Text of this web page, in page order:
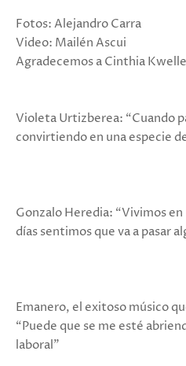
Fotos: Alejandro Carra
Video: Mailén Ascui
Agradecemos a Cinthia
Violeta Urtizberea: “Cuando
convirtiendo en una especie
Gonzalo Heredia: “Vivimos
días sentimos que va a pasar
Emanero, el exitoso músico
“Puede que se me esté
laboral”